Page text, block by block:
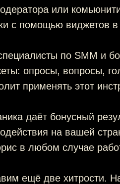
или
с помощью виджетов
по SMM и
опросы, вопросы,
применять этот
даёт бонусный
на вашей
в любом случае
ещё две хитрости.